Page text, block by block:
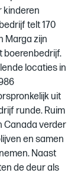
kinderen
telt 170
Marga zijn
boerenbedrijf.
locaties in
uit
runde. Ruim
Canada verder
en samen
Naast
de deur als